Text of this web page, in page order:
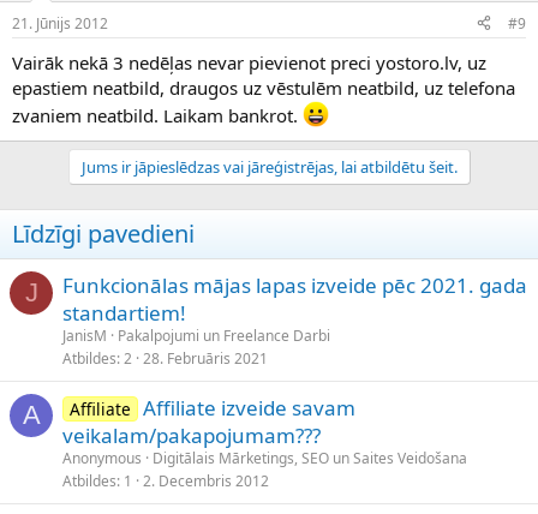
21. Jūnijs 2012 #9
Vairāk nekā 3 nedēļas nevar pievienot preci yostoro.lv, uz
epastiem neatbild, draugos uz vēstulēm neatbild, uz telefona
zvaniem neatbild. Laikam bankrot.
Jums ir jāpieslēdzas vai jāreģistrējas, lai atbildētu šeit.
Līdzīgi pavedieni
J
Funkcionālas mājas lapas izveide pēc 2021. gada
standartiem!
JanisM
Pakalpojumi un Freelance Darbi
Atbildes 2 28. Februāris 2021
A Affiliate Affiliate izveide savam
veikalam/pakapojumam???
Anonymous
Digitālais Mārketings, SEO un Saites Veidošana
Atbildes 1 2. Decembris 2012